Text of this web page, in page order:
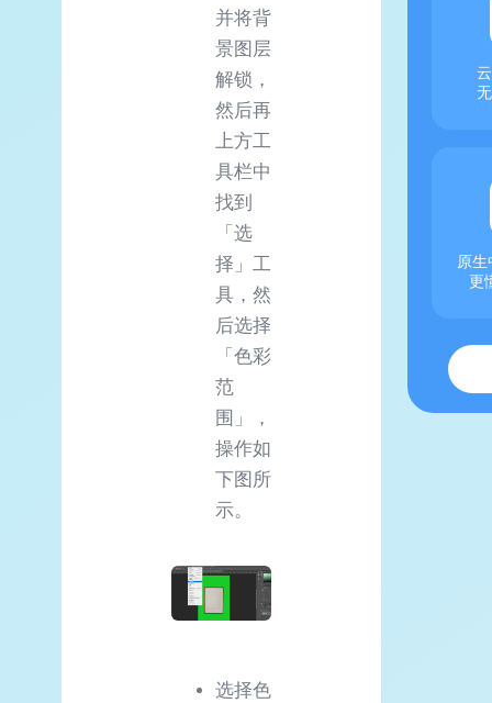
并将背
景图层
解锁，
然后再
上方工
具栏中
找到
「选
择」工
具，然
后选择
「色彩
范
围」，
操作如
下图所
示。
选择色
原生
更